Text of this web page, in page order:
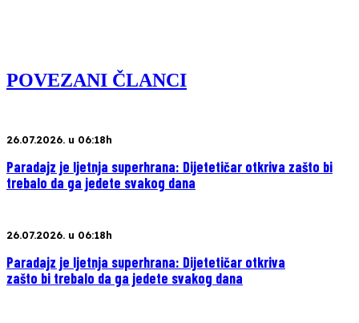
POVEZANI ČLANCI
26.07.2026. u 06:18h
Paradajz je ljetnja superhrana: Dijetetičar otkriva zašto bi
trebalo da ga jedete svakog dana
26.07.2026. u 06:18h
Paradajz je ljetnja superhrana: Dijetetičar otkriva
zašto bi trebalo da ga jedete svakog dana